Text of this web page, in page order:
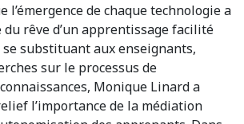
l’émergence de chaque technologie a
du rêve d’un apprentissage facilité
substituant aux enseignants,
sur le processus de
Monique Linard a
l’importance de la médiation